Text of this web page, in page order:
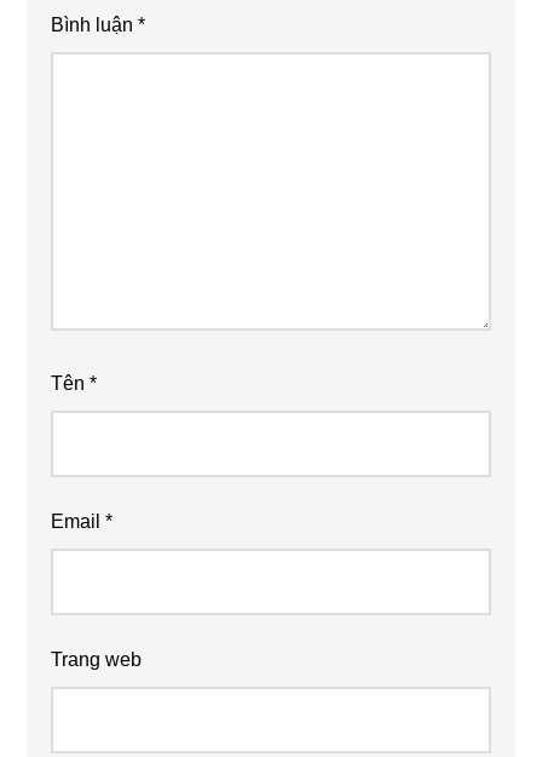
Bình luận*
Tên*
Email*
Trang web